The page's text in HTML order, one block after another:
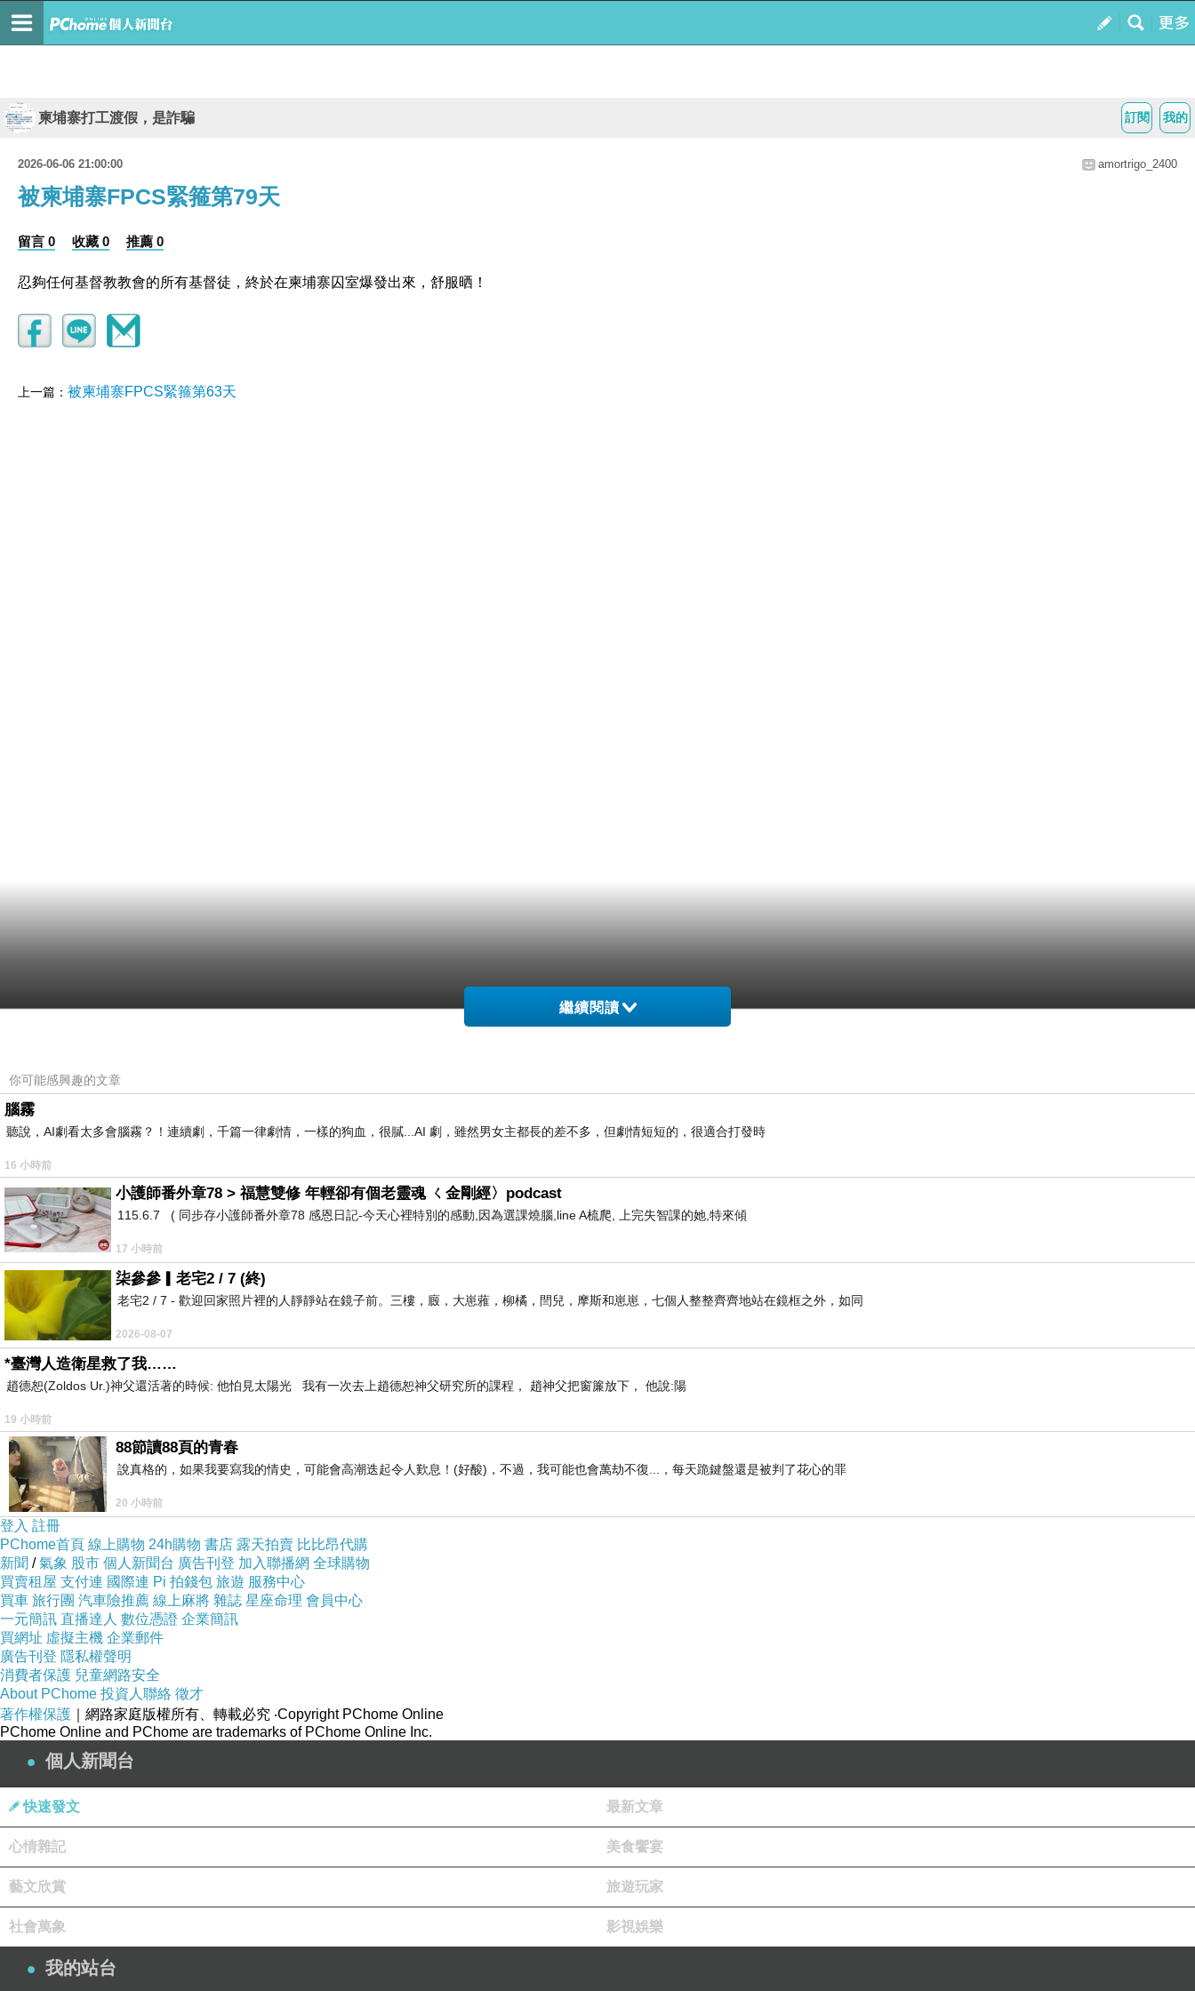
我的
訂閱
柬埔寨打工渡假，是詐騙
2026-06-06 21:00:00 amortrigo_2400
被柬埔寨FPCS緊箍第79天
留言 0 收藏 0 推薦 0
忍夠任何基督教教會的所有基督徒，終於在柬埔寨囚室爆發出來，舒服晒！
上一篇： 被柬埔寨FPCS緊箍第63天
繼續閱讀
你可能感興趣的文章
腦霧
聽說，AI劇看太多會腦霧？！連續劇，千篇一律劇情，一樣的狗血，很膩...AI 劇，雖然男女主都長的差不多，但劇情短短的，很適合打發時
16 小時前
小護師番外章78 > 福慧雙修 年輕卻有個老靈魂 ㄑ金剛經〉podcast
115.6.7 ( 同步存小護師番外章78 感恩日記-今天心裡特別的感動,因為選課燒腦,line A梳爬, 上完失智課的她,特來傾
17 小時前
柒參參▎老宅2 / 7 (終)
老宅2 / 7 - 歡迎回家照片裡的人靜靜站在鏡子前。三樓，廄，大崽蕥，柳橘，閆兒，摩斯和崽崽，七個人整整齊齊地站在鏡框之外，如同
2026-08-07
*臺灣人造衛星救了我……
趙德恕(Zoldos Ur.)神父還活著的時候: 他怕見太陽光 我有一次去上趙德恕神父研究所的課程， 趙神父把窗簾放下， 他說:陽
19 小時前
88節讀88頁的青春
說真格的，如果我要寫我的情史，可能會高潮迭起令人歎息！(好酸)，不過，我可能也會萬劫不復...，每天跪鍵盤還是被判了花心的罪
20 小時前
登入 註冊
PChome首頁 線上購物 24h購物 書店 露天拍賣 比比昂代購
新聞 /氣象 股市 個人新聞台 廣告刊登 加入聯播網 全球購物
買賣租屋 支付連 國際連 Pi 拍錢包 旅遊 服務中心
買車 旅行團 汽車險推薦 線上麻將 雜誌 星座命理 會員中心
一元簡訊 直播達人 數位憑證 企業簡訊
買網址 虛擬主機 企業郵件
廣告刊登 隱私權聲明
消費者保護 兒童網路安全
About PChome 投資人聯絡 徵才
著作權保護 ｜網路家庭版權所有、轉載必究 ‧Copyright PChome Online
PChome Online and PChome are trademarks of PChome Online Inc.
個人新聞台
快速發文 最新文章
心情雜記 美食饗宴
藝文欣賞 旅遊玩家
社會萬象 影視娛樂
我的站台